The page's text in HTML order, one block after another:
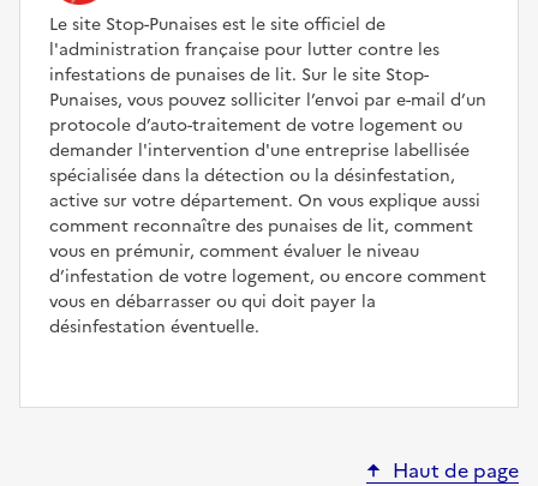
Le site Stop-Punaises est le site officiel de
l'administration française pour lutter contre les
infestations de punaises de lit. Sur le site Stop-
Punaises, vous pouvez solliciter l’envoi par e-mail d’un
protocole d’auto-traitement de votre logement ou
demander l'intervention d'une entreprise labellisée
spécialisée dans la détection ou la désinfestation,
active sur votre département. On vous explique aussi
comment reconnaître des punaises de lit, comment
vous en prémunir, comment évaluer le niveau
d’infestation de votre logement, ou encore comment
vous en débarrasser ou qui doit payer la
désinfestation éventuelle.
Haut de page